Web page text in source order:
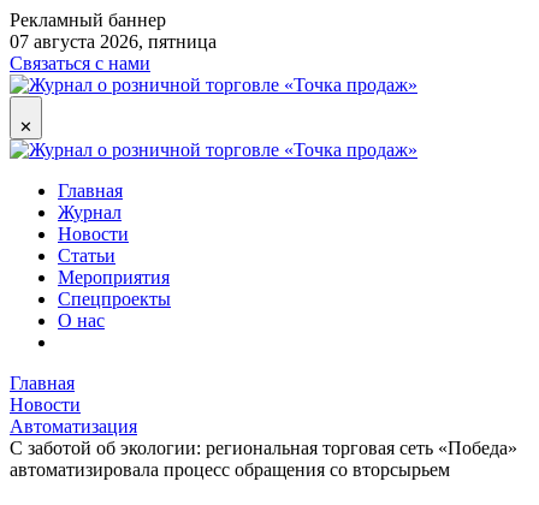
Рекламный баннер
07 августа 2026, пятница
Связаться с нами
✕
Главная
Журнал
Новости
Статьи
Мероприятия
Спецпроекты
О нас
Главная
Новости
Автоматизация
С заботой об экологии: региональная торговая сеть «Победа»
автоматизировала процесс обращения со вторсырьем